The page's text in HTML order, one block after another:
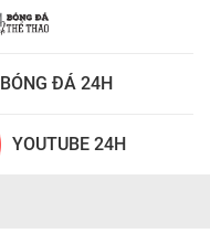
BÓNG ĐÁ 24H
YOUTUBE 24H